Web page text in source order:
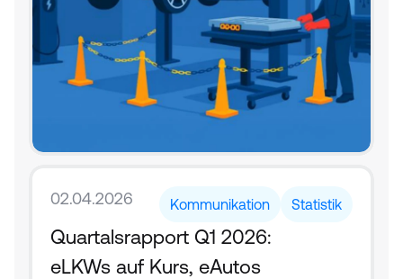
02.04.2026 Kommunikation Statistik
Quartalsrapport Q1 2026:
eLKWs auf Kurs, eAutos